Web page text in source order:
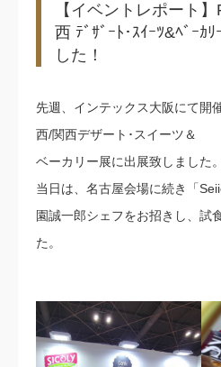
【イベントレポート
西 ﾃﾞｻﾞｰﾄ･ｽｲｰﾂ&ﾍﾞｰｶ
した！
先週、インテックス大阪にて開
西/⁠関西デザート･スイーツ＆⁠
ベーカリー展に出展致しました。⁠
当日は、名古屋会場に続き「
園誠一郎シェフを⁠お招きし、⁠試
た。